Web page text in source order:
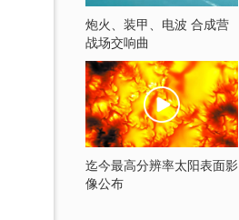
炮火、装甲、电波 合成营
战场交响曲
迄今最高分辨率太阳表面影
像公布